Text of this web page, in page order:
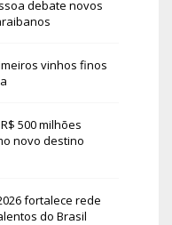
debate novos
vinhos finos
500 milhões
novo destino
fortalece rede
do Brasil